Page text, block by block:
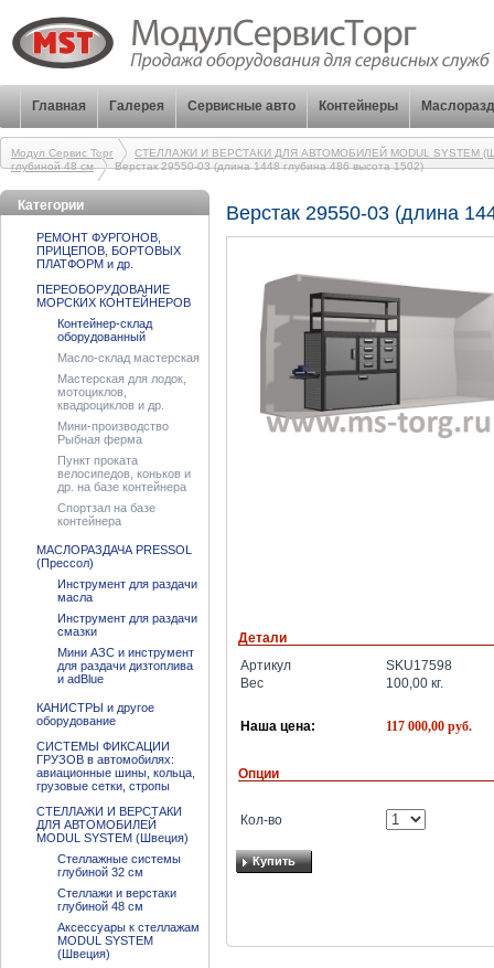
Контейнеры
Сервисные авто
Галерея
Главная
Модул Сервис Торг
СТЕЛЛАЖИ И ВЕРСТАКИ ДЛЯ АВТОМОБИЛЕЙ MODUL SYSTEM
глубиной 48 см
Верстак 29550-03 (длина 1448 глубина 486 высота 1502)
Верстак 29550-03 (длина
Детали
Артикул
SKU17598
Вес
100,00 кг.
Наша цена: 117 000,00 руб.
Опции
Кол-во
Купить
Категории
РЕМОНТ ФУРГОНОВ,
ПРИЦЕПОВ, БОРТОВЫХ
ПЛАТФОРМ и др.
ПЕРЕОБОРУДОВАНИЕ
МОРСКИХ КОНТЕЙНЕРОВ
Контейнер-склад
оборудованный
Масло-склад мастерская
Мастерская для лодок,
мотоциклов,
квадроциклов и др.
Мини-производство
Рыбная ферма
Пункт проката
велосипедов, коньков и
др. на базе контейнера
Спортзал на базе
контейнера
МАСЛОРАЗДАЧА PRESSOL
(Прессол)
Инструмент для раздачи
масла
Инструмент для раздачи
смазки
Мини АЗС и инструмент
для раздачи дизтоплива
и adBlue
КАНИСТРЫ и другое
оборудование
СИСТЕМЫ ФИКСАЦИИ
ГРУЗОВ в автомобилях:
авиационные шины, кольца,
грузовые сетки, стропы
СТЕЛЛАЖИ И ВЕРСТАКИ
ДЛЯ АВТОМОБИЛЕЙ
MODUL SYSTEM (Швеция)
Стеллажные системы
глубиной 32 см
Стеллажи и верстаки
глубиной 48 см
Аксессуары к стеллажам
MODUL SYSTEM
(Швеция)